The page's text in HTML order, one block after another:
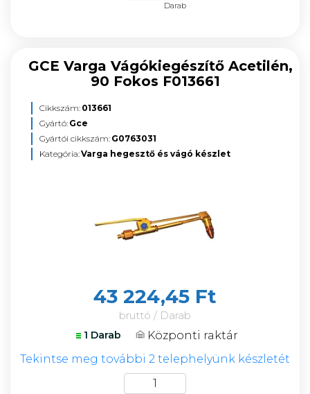
Darab
GCE Varga Vágókiegészítő Acetilén,
90 Fokos F013661
Cikkszám: 013661
Gyártó: Gce
Gyártói cikkszám: G0763031
Kategória:Varga hegesztő és vágó készlet
43 224,45 Ft
bruttó / Darab
1 Darab
Központi raktár
Tekintse meg további 2 telephelyünk készletét